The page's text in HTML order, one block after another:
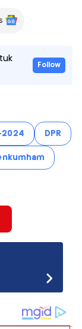
Follow
2024 DPR